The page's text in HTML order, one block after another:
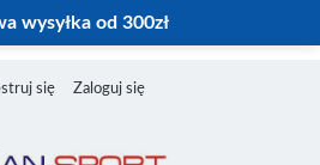
wysyłka od 300zł
się Zaloguj się